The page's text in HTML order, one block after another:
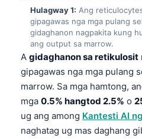
Hulagway 1: Ang
gipagawas nga mga pulang
gidaghanon nagpakita kung
ang output sa marrow.
A gidaghanon sa retikulosit
gipagawas nga mga pulang
marrow. Sa mga hamtong,
mga 0.5% hangtod 2.5% o
ug ang among Kantesti AI
naghatag ug mas daghang